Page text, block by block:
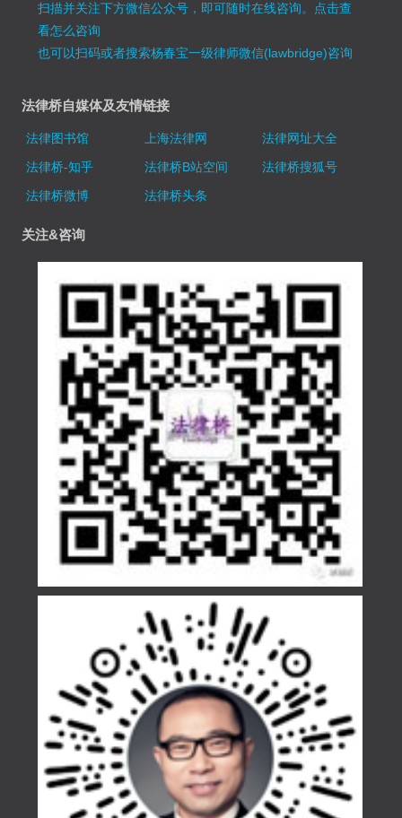
扫描并关注下方微信公众号，即可随时在线咨询。 点击查
看怎么咨询
也可以扫码或者搜索杨春宝一级律师微信(lawbridge)咨询
法律桥自媒体及友情链接
法律图书馆 上海法律网
法律网址大全
法律桥-知乎
法律桥B站空间
法律桥搜狐号
法律桥微博
法律桥头条
关注&咨询